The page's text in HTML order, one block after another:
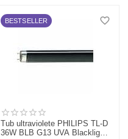
BESTSELLER
Tub ultraviolete PHILIPS TL-D
36W BLB G13 UVA Blacklight